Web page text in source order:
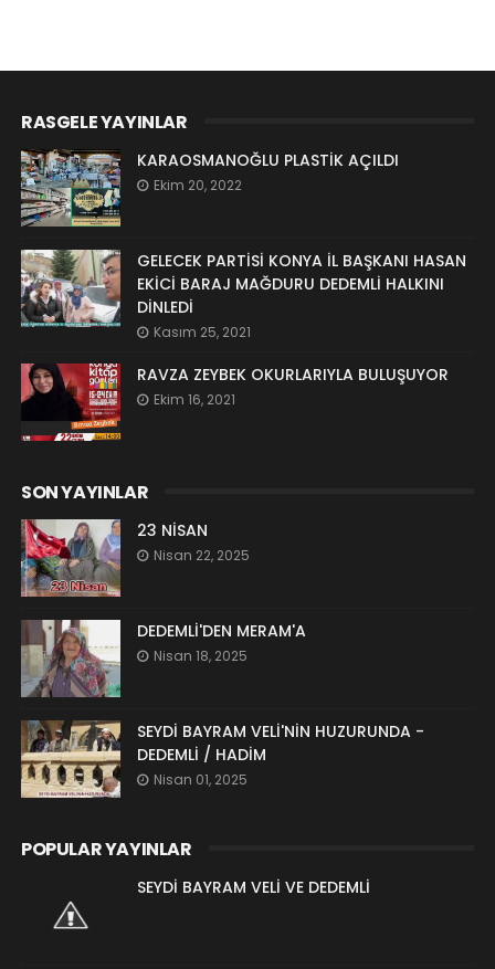
RASGELE YAYINLAR
KARAOSMANOĞLU PLASTİK AÇILDI
Ekim 20, 2022
GELECEK PARTİSİ KONYA İL BAŞKANI HASAN
EKİCİ BARAJ MAĞDURU DEDEMLİ HALKINI
DİNLEDİ
Kasım 25, 2021
RAVZA ZEYBEK OKURLARIYLA BULUŞUYOR
Ekim 16, 2021
SON YAYINLAR
23 NİSAN
Nisan 22, 2025
DEDEMLİ'DEN MERAM'A
Nisan 18, 2025
SEYDİ BAYRAM VELİ'NİN HUZURUNDA -
DEDEMLİ / HADİM
Nisan 01, 2025
POPULAR YAYINLAR
SEYDİ BAYRAM VELİ VE DEDEMLİ